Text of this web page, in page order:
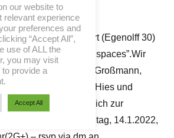
Freunden in Frankfurt (Egenolff 30)
“fragments & spaces”.Wir
Werke von Dave Großmann,
Menzke, Petra Hies und
(dieser wird persönlich zur
sein). OpeningFreitag, 14.1.2022,
our website to
relevant experience
preferences and
“Accept All”,
use of ALL the
you may visit
provide a
Accept All